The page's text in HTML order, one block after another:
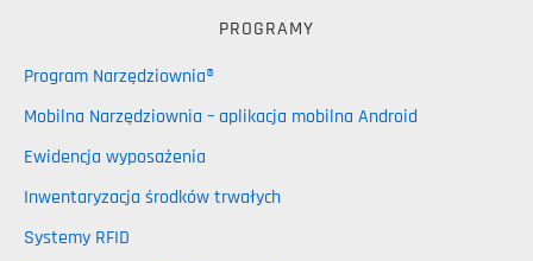
PROGRAMY
Program Narzędziownia®
Mobilna Narzędziownia – aplikacja mobilna Android
Ewidencja wyposażenia
Inwentaryzacja środków trwałych
Systemy RFID